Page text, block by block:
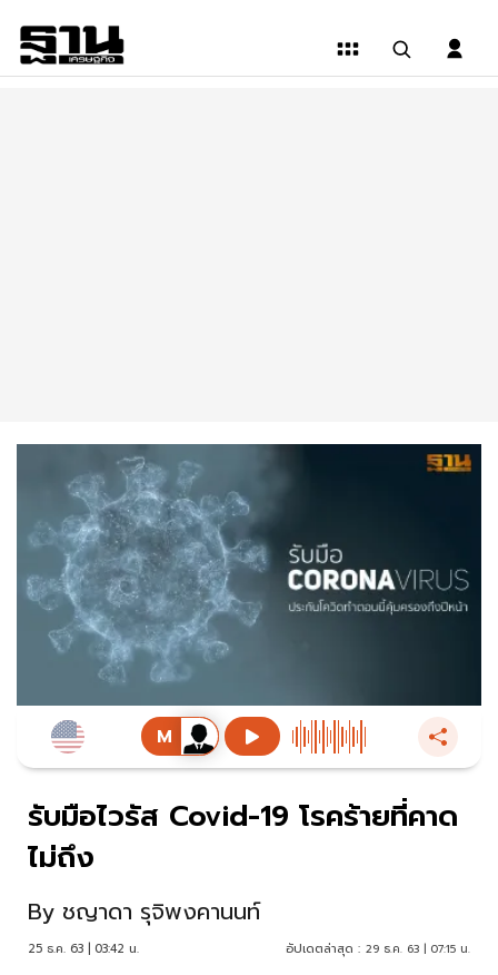
รับมือไวรัส Covid-19 โรคร้ายที่คาด
ไม่ถึง
By ชญาดา รุจิพงคานนท์
25 ธ.ค. 63 | 03:42 น. อัปเดตล่าสุด : 29 ธ.ค. 63 | 07:15 น.